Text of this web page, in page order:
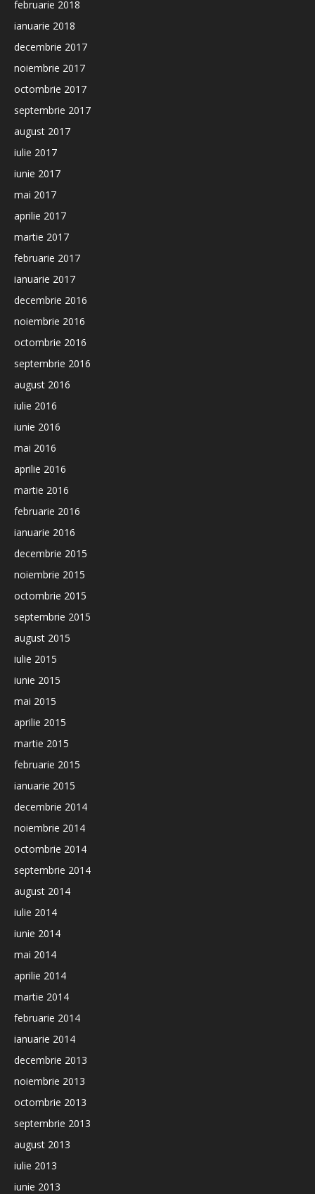
februarie 2018
ianuarie 2018
decembrie 2017
noiembrie 2017
octombrie 2017
septembrie 2017
august 2017
iulie 2017
iunie 2017
mai 2017
aprilie 2017
martie 2017
februarie 2017
ianuarie 2017
decembrie 2016
noiembrie 2016
octombrie 2016
septembrie 2016
august 2016
iulie 2016
iunie 2016
mai 2016
aprilie 2016
martie 2016
februarie 2016
ianuarie 2016
decembrie 2015
noiembrie 2015
octombrie 2015
septembrie 2015
august 2015
iulie 2015
iunie 2015
mai 2015
aprilie 2015
martie 2015
februarie 2015
ianuarie 2015
decembrie 2014
noiembrie 2014
octombrie 2014
septembrie 2014
august 2014
iulie 2014
iunie 2014
mai 2014
aprilie 2014
martie 2014
februarie 2014
ianuarie 2014
decembrie 2013
noiembrie 2013
octombrie 2013
septembrie 2013
august 2013
iulie 2013
iunie 2013